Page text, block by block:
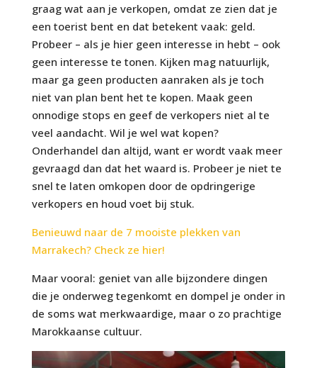
graag wat aan je verkopen, omdat ze zien dat je
een toerist bent en dat betekent vaak: geld.
Probeer – als je hier geen interesse in hebt – ook
geen interesse te tonen. Kijken mag natuurlijk,
maar ga geen producten aanraken als je toch
niet van plan bent het te kopen. Maak geen
onnodige stops en geef de verkopers niet al te
veel aandacht. Wil je wel wat kopen?
Onderhandel dan altijd, want er wordt vaak meer
gevraagd dan dat het waard is. Probeer je niet te
snel te laten omkopen door de opdringerige
verkopers en houd voet bij stuk.
Benieuwd naar de 7 mooiste plekken van
Marrakech? Check ze hier!
Maar vooral: geniet van alle bijzondere dingen
die je onderweg tegenkomt en dompel je onder in
de soms wat merkwaardige, maar o zo prachtige
Marokkaanse cultuur.